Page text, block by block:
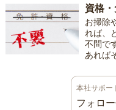
資格
お掃除
れば、
不問で
あれば
本社サポー
フォロ